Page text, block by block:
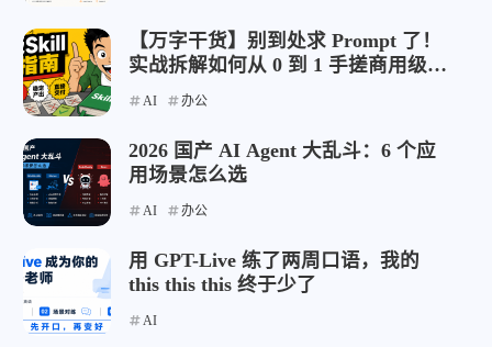
【万字干货】别到处求 Prompt 了！
实战拆解如何从 0 到 1 手搓商用级
AI Skill
AI 办公
2026 国产 AI Agent 大乱斗：6 个应
用场景怎么选
AI 办公
用 GPT-Live 练了两周口语，我的
this this this 终于少了
AI